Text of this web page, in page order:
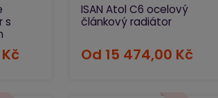
s
ISAN Atol C6 ocelový
článkový radiátor
Od 15 474,00 Kč